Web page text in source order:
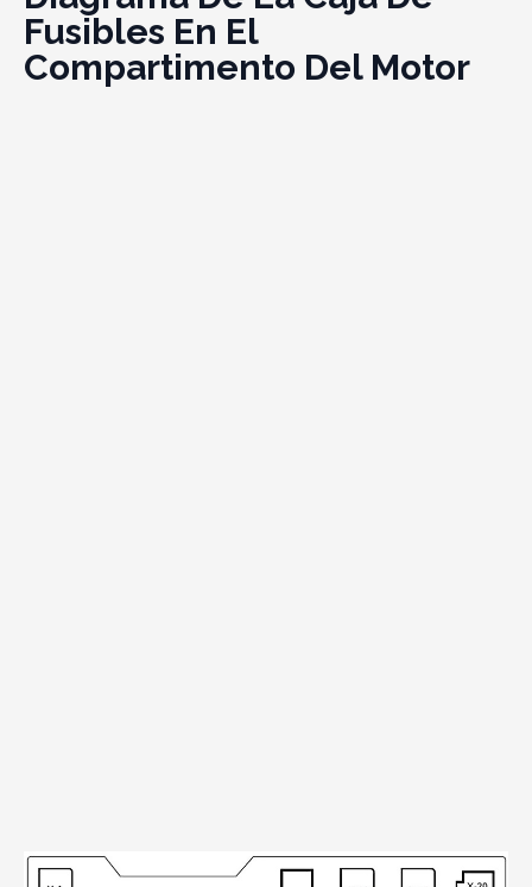
Fusibles En El
Compartimento Del Motor